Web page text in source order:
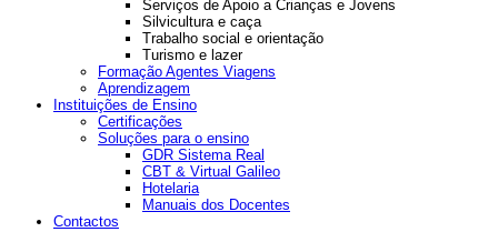
Serviços de Apoio a Crianças e Jovens
Silvicultura e caça
Trabalho social e orientação
Turismo e lazer
Formação Agentes Viagens
Aprendizagem
Instituições de Ensino
Certificações
Soluções para o ensino
GDR Sistema Real
CBT & Virtual Galileo
Hotelaria
Manuais dos Docentes
Contactos